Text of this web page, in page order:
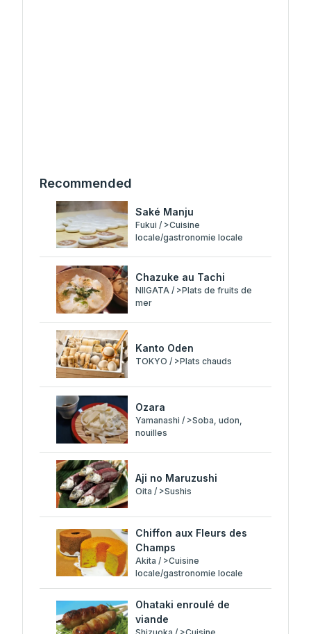
Recommended
Saké Manju
Fukui / >Cuisine
locale/gastronomie locale
Chazuke au Tachi
NIIGATA / >Plats de fruits de
mer
Kanto Oden
TOKYO / >Plats chauds
Ozara
Yamanashi / >Soba, udon,
nouilles
Aji no Maruzushi
Oita / >Sushis
Chiffon aux Fleurs des
Champs
Akita / >Cuisine
locale/gastronomie locale
Ohataki enroulé de
viande